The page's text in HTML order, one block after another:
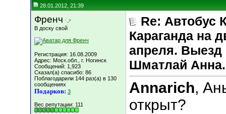
28.01.2012, 21:39
Френч
В доску свой
Регистрация: 16.08.2009
Адрес: Моск.обл., г. Ногинск
Сообщений: 1,923
Сказал(а) спасибо: 86
Поблагодарили 144 раз(а) в 130
сообщениях
Подарков: 3
Вес репутации: 111
Re: Автобус
Караганда на
апреля. Выезд
Шматлай Анна.
Annarich,
открыт?